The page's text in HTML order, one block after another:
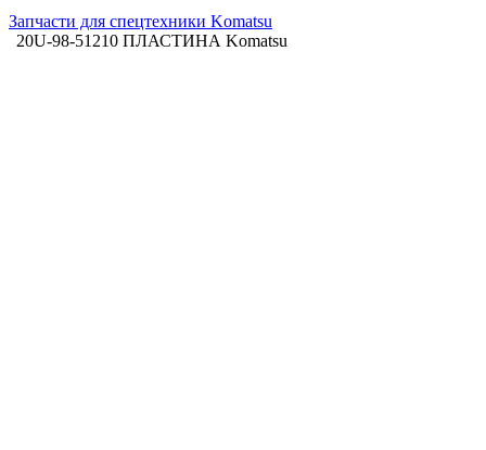
Запчасти для спецтехники Komatsu
20U-98-51210 ПЛАСТИНА Komatsu